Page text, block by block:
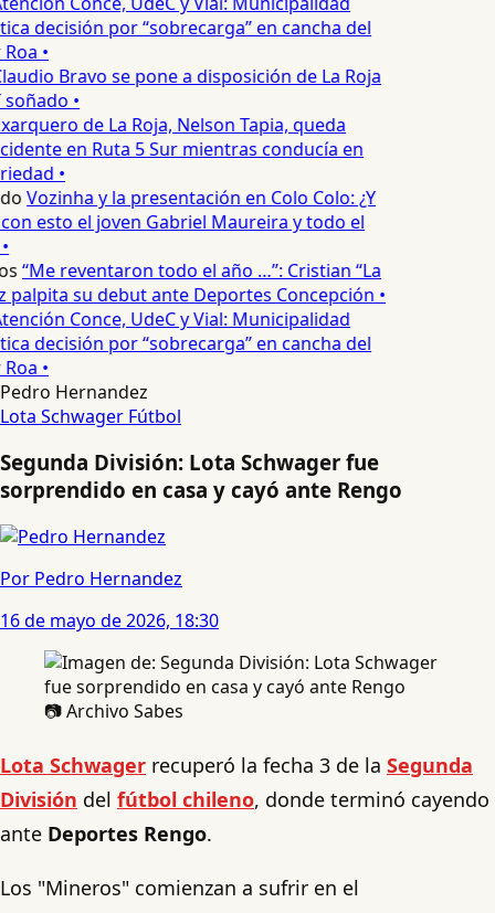
decisión por “sobrecarga” en cancha del
•
Bravo se pone a disposición de La Roja
•
de La Roja, Nelson Tapia, queda
en Ruta 5 Sur mientras conducía en
•
Vozinha y la presentación en Colo Colo: ¿Y
esto el joven Gabriel Maureira y todo el
“Me reventaron todo el año …”: Cristian “La
palpita su debut ante Deportes Concepción •
Conce, UdeC y Vial: Municipalidad
decisión por “sobrecarga” en cancha del
•
Pedro Hernandez
Lota Schwager Fútbol
Segunda División: Lota Schwager fue
sorprendido en casa y cayó ante Rengo
Por Pedro Hernandez
16 de mayo de 2026, 18:30
📷 Archivo Sabes
Lota Schwager recuperó la fecha 3 de la Segunda
División del fútbol chileno, donde terminó cayendo
ante Deportes Rengo.
Los "Mineros" comienzan a sufrir en el